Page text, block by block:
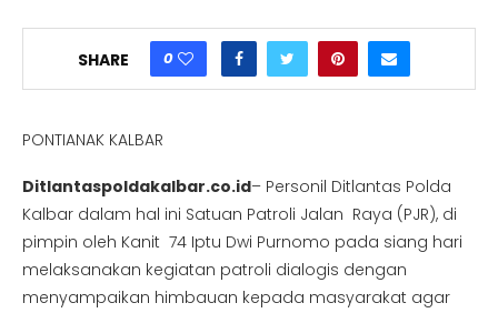
SHARE 0
PONTIANAK KALBAR
Ditlantaspoldakalbar.co.id– Personil Ditlantas Polda
Kalbar dalam hal ini Satuan Patroli Jalan Raya (PJR), di
pimpin oleh Kanit 74 Iptu Dwi Purnomo pada siang hari
melaksanakan kegiatan patroli dialogis dengan
menyampaikan himbauan kepada masyarakat agar